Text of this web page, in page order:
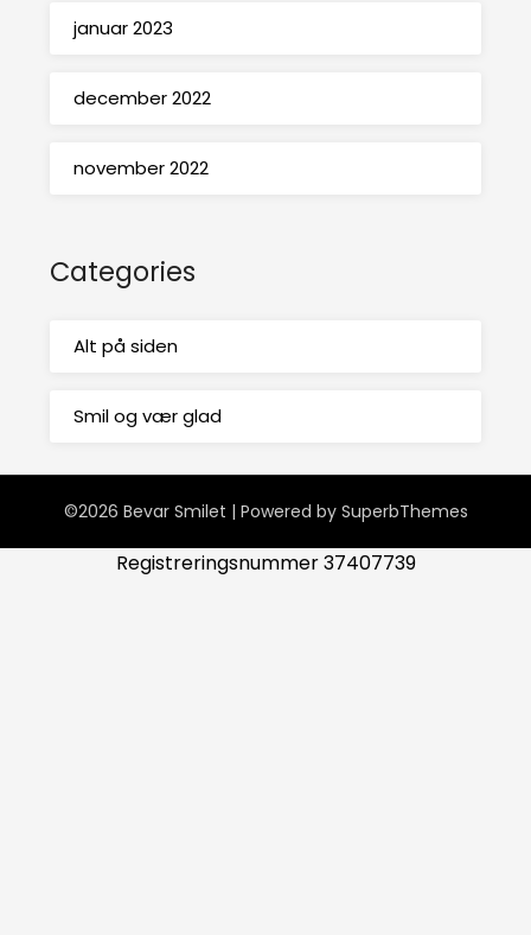
januar 2023
december 2022
november 2022
Categories
Alt på siden
Smil og vær glad
©2026 Bevar Smilet | Powered by SuperbThemes
Registreringsnummer 37407739